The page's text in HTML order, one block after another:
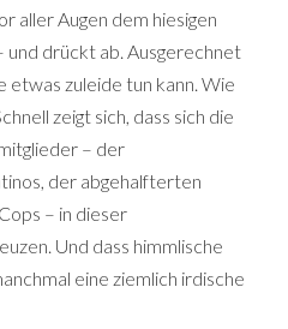
aller Augen dem hiesigen
und drückt ab. Ausgerechnet
etwas zuleide tun kann. Wie
zeigt sich, dass sich die
– der
der abgehalfterten
– in dieser
Und dass himmlische
eine ziemlich irdische